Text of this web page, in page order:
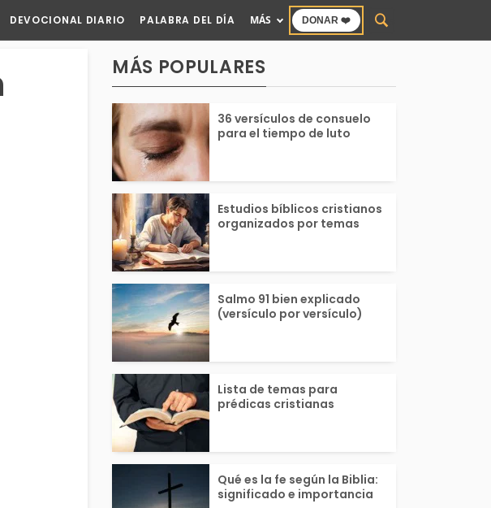
DEVOCIONAL DIARIO PALABRA DEL DÍA MÁS DONAR ❤️
MÁS POPULARES
36 versículos de consuelo
para el tiempo de luto
Estudios bíblicos cristianos
organizados por temas
Salmo 91 bien explicado
(versículo por versículo)
Lista de temas para
prédicas cristianas
Qué es la fe según la Biblia:
significado e importancia